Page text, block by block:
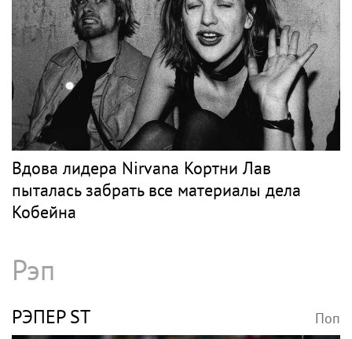
Вдова лидера Nirvana Кортни Лав
пыталась забрать все материалы дела
Кобейна
Рэп
РЭПЕР ST Поп